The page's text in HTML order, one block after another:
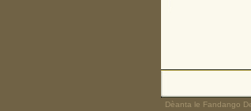
Dèanta le Fandango